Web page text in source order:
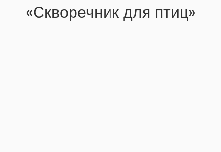
«Скворечник для птиц»